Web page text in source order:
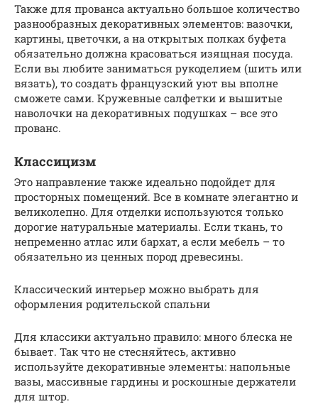
Также для прованса актуально большое количество
разнообразных декоративных элементов: вазочки,
картины, цветочки, а на открытых полках буфета
обязательно должна красоваться изящная посуда.
Если вы любите заниматься рукоделием (шить или
вязать), то создать французский уют вы вполне
сможете сами. Кружевные салфетки и вышитые
наволочки на декоративных подушках – все это
прованс.
Классицизм
Это направление также идеально подойдет для
просторных помещений. Все в комнате элегантно и
великолепно. Для отделки используются только
дорогие натуральные материалы. Если ткань, то
непременно атлас или бархат, а если мебель – то
обязательно из ценных пород древесины.
Классический интерьер можно выбрать для
оформления родительской спальни
Для классики актуально правило: много блеска не
бывает. Так что не стесняйтесь, активно
используйте декоративные элементы: напольные
вазы, массивные гардины и роскошные держатели
для штор.